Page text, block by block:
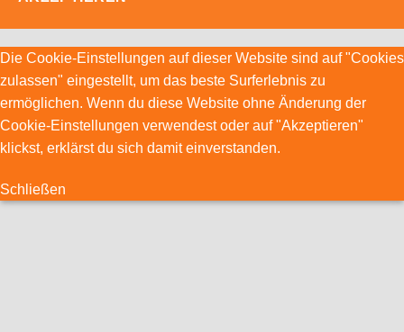
Die Cookie-Einstellungen auf dieser Website sind auf "Cookies
zulassen" eingestellt, um das beste Surferlebnis zu
ermöglichen. Wenn du diese Website ohne Änderung der
Cookie-Einstellungen verwendest oder auf "Akzeptieren"
klickst, erklärst du sich damit einverstanden.
Schließen